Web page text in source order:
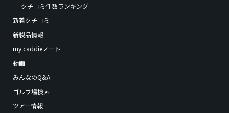
クチコミ件数ランキング
新着クチコミ
新製品情報
my caddieノート
動画
みんなのQ&A
ゴルフ場検索
ツアー情報